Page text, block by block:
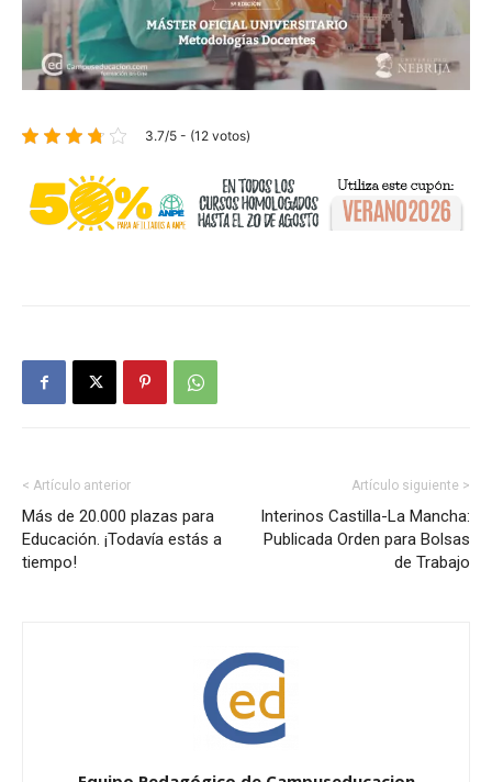
3.7/5 - (12 votos)
< Artículo anterior
Más de 20.000 plazas para
Educación. ¡Todavía estás a
tiempo!
Artículo siguiente >
Interinos Castilla-La Mancha:
Publicada Orden para Bolsas
de Trabajo